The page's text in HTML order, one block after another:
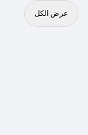
عرض الكل